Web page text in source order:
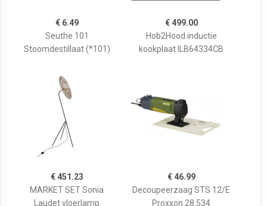
€ 6.49
Seuthe 101
Stoomdestillaat (*101)
€ 499.00
Hob2Hood inductie
kookplaat ILB64334CB
€ 451.23
MARKET SET Sonia
Laudet vloerlamp
€ 46.99
Decoupeerzaag STS 12/E
Proxxon 28 534